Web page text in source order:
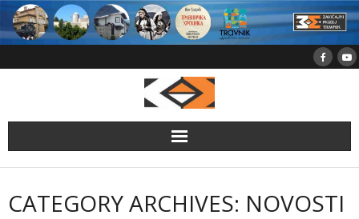
Skip
content
CATEGORY ARCHIVES: NOVOSTI